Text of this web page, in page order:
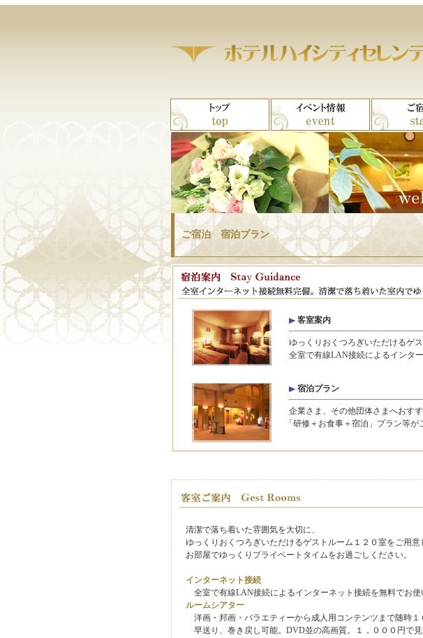
ご宿泊 宿泊プラン
客室案内
ゆっくりおくつろぎいただけるゲ
全室で有線LAN接続によるインタ
宿泊プラン
企業さま、その他団体さまへおす
「研修＋お食事＋宿泊」プラン等
清潔で落ち着いた雰囲気を大切に、
ゆっくりおくつろぎいただけるゲストルーム１２０室をご用意
お部屋でゆっくりプライベートタイムをお過ごしください。
インターネット接続
全室で有線LAN接続によるインターネット接続を無料でお使
ルームシアター
洋画・邦画・バラエティーから成人用コンテンツまで随時１
早送り、巻き戻し可能。DVD並の高画質。１，０００円で見